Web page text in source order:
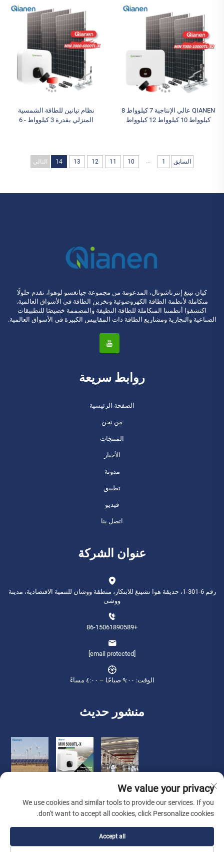
كيلوواط إلى 15 كيلوواط متصلة
بالشبكة مع تحكم MPPT
QIANEN عالي الإنتاجية 7 كيلوواط 8
كيلوواط 10 كيلوواط 12 كيلوواط
نظام تيانين للطاقة الشمسية
المنزلي بقدرة 3 كيلوواط - 6
السابق 1
...
10
11
12
13
14 التالي
كيان نينغ إنترناشونال، المدعومة من مجموعة جيانغسو لوهوا، تقدم حلولًا
متكاملة لأنظمة الطاقة الكهروضوئية وتخزين الطاقة في الأسواق العالمية.
اكتشفوا أنظمتنا المتكاملة للطاقة النظيفة والمصممة خصيصًا للتطبيقات
الصناعية والتجارية ومشاريع الطاقة ذات المقاييس الكبيرة في الأسواق العالمية.
روابط سريعة
الصفحة الرئيسية
من نحن
المنتجات
الأخبار
مدونة
تطبيق
فيديو
اتصل بنا
عنوان الشركة
رقم 6-301-1، حديقة هوا تشينغ للابتكار، منطقة ووشان للتنمية الاقتصادية، مدينة
ووشى
+86-15061890589
[email protected]
الوقت: ٩:٠٠ صباحًا – ٤:٠٠ مساءً
منشور حديث
حقوق الطبع والنشر © 2026 شركة تشيانينغ للتجارة الدولية (ووشى) المحدودة.
We value your privacy
We use cookies and similar tools to provide our services. If you
don't want to accept all cookies, click Personalize cookies.
Accept all